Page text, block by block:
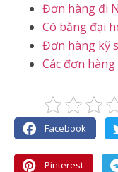
Đơn hàng đi
Có bằng đại
Đơn hàng kỹ
Các đơn
Facebook
Pinterest